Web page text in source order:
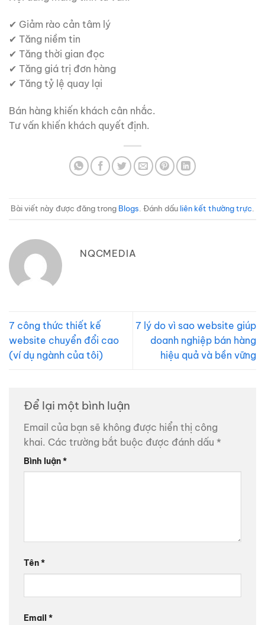
✔ Giảm rào cản tâm lý
✔ Tăng niềm tin
✔ Tăng thời gian đọc
✔ Tăng giá trị đơn hàng
✔ Tăng tỷ lệ quay lại
Bán hàng khiến khách cân nhắc.
Tư vấn khiến khách quyết định.
Bài viết này được đăng trong Blogs . Đánh dấu liên kết thường trực
NQCMEDIA
7 công thức thiết kế
website chuyển đổi cao
(ví dụ ngành của tôi)
7 lý do vì sao website giúp
doanh nghiệp bán hàng
hiệu quả và bền vững
Để lại một bình luận
Email của bạn sẽ không được hiển thị công
khai. Các trường bắt buộc được đánh dấu *
Bình luận*
Tên*
Email *